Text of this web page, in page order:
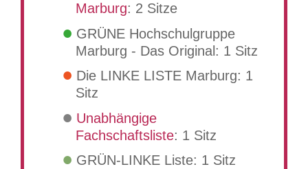
Marburg: 2 Sitze
GRÜNE Hochschulgruppe
Marburg - Das Original: 1 Sitz
Die LINKE LISTE Marburg: 1
Sitz
Unabhängige
Fachschaftsliste: 1 Sitz
GRÜN-LINKE Liste: 1 Sitz